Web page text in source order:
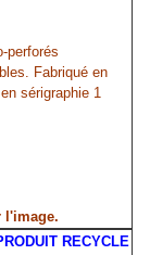
perforés
Fabriqué en
sérigraphie 1
l'image.
RECYCLE